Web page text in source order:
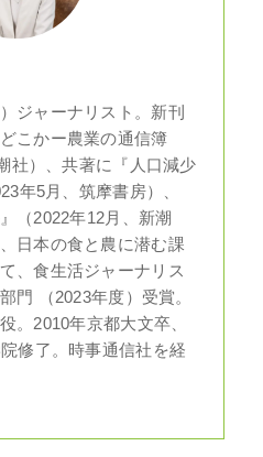
ジャーナリスト。新刊
こかー農業の通信簿
社）、共著に『人口減少
年5月、筑摩書房）、
（2022年12月、新潮
日本の食と農に潜む課
、食生活ジャーナリス
門 （2023年度）受賞。
。2010年京都大文卒、
修了。時事通信社を経